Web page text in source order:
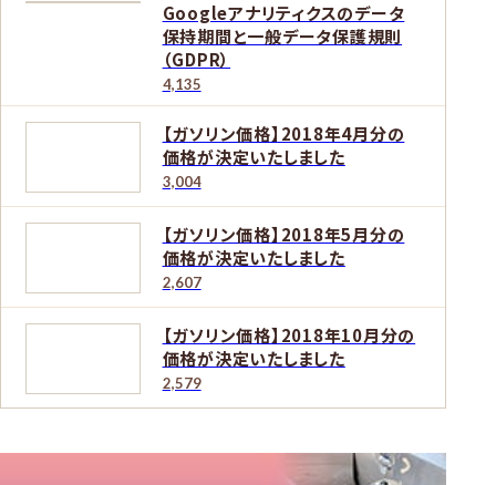
Googleアナリティクスのデータ
保持期間と一般データ保護規則
（GDPR）
4,135
【ガソリン価格】2018年4月分の
価格が決定いたしました
3,004
【ガソリン価格】2018年5月分の
価格が決定いたしました
2,607
【ガソリン価格】2018年10月分の
価格が決定いたしました
2,579